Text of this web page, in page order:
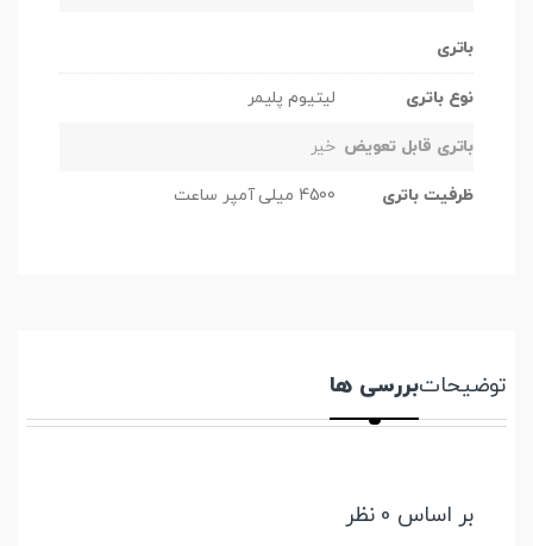
باتری
نوع باتری لیتیوم پلیمر
باتری قابل تعویض خیر
ظرفیت باتری 4500 میلی آمپر ساعت
توضیحاتبررسی ها
بر اساس 0 نظر